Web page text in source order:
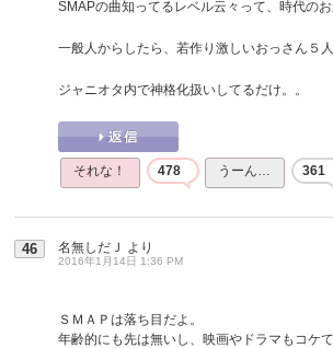
SMAPの曲知ってるレベル云々って、時代のお
一般人からしたら、若作り激しいおっさん５人
ジャニオタ内で神格化扱いしてるだけ。。
それな！ 478 うーん… 361
46 名無しだＪ より
2016年1月14日 1:36 PM
ＳＭＡＰは落ち目だよ。
年齢的にも先は無いし、映画やドラマもコケて